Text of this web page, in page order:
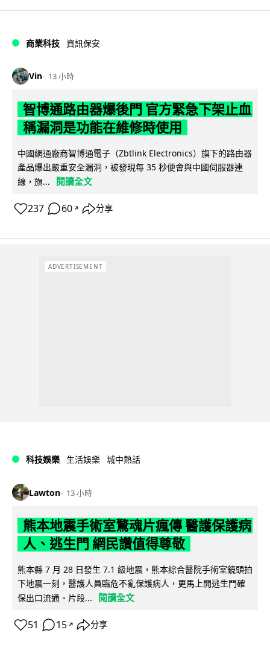
商業科技 資訊保安
Vin 13 小時
智博通路由器爆後門 官方緊急下架止血
稱漏洞是功能在維修時使用
中國網通廠商智博通電子（Zbtlink Electronics）旗下的路由器
產品爆出嚴重安全漏洞，被發現每 35 秒便會與中國伺服器連
線，旗...
閱讀全文
237 60 ↗ 分享
ADVERTISEMENT
科技娛樂 生活娛樂 城中熱話
Lawton 13 小時
熊本地震手術室驚魂片瘋傳 醫護保護病
人、逃生門 網民讚值得尊敬
熊本縣 7 月 28 日發生 7.1 級地震，熊本綜合醫院手術室鏡頭拍
下地震一刻，醫護人員臨危不亂保護病人，更馬上開逃生門確
保出口流通。片段...
閱讀全文
51 15 ↗ 分享